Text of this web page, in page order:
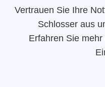
Vertrauen Sie Ihre
Schlosser aus
Erfahren Sie